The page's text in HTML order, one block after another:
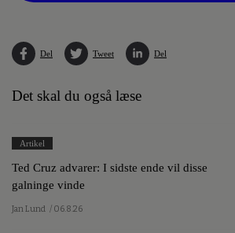
Del Tweet Del
Det skal du også læse
Artikel
Ted Cruz advarer: I sidste ende vil disse
galninge vinde
Jan Lund / 06.8.26